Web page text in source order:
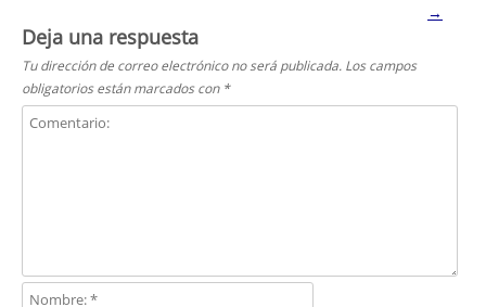
→
Deja una respuesta
Tu dirección de correo electrónico no será publicada. Los campos
obligatorios están marcados con *